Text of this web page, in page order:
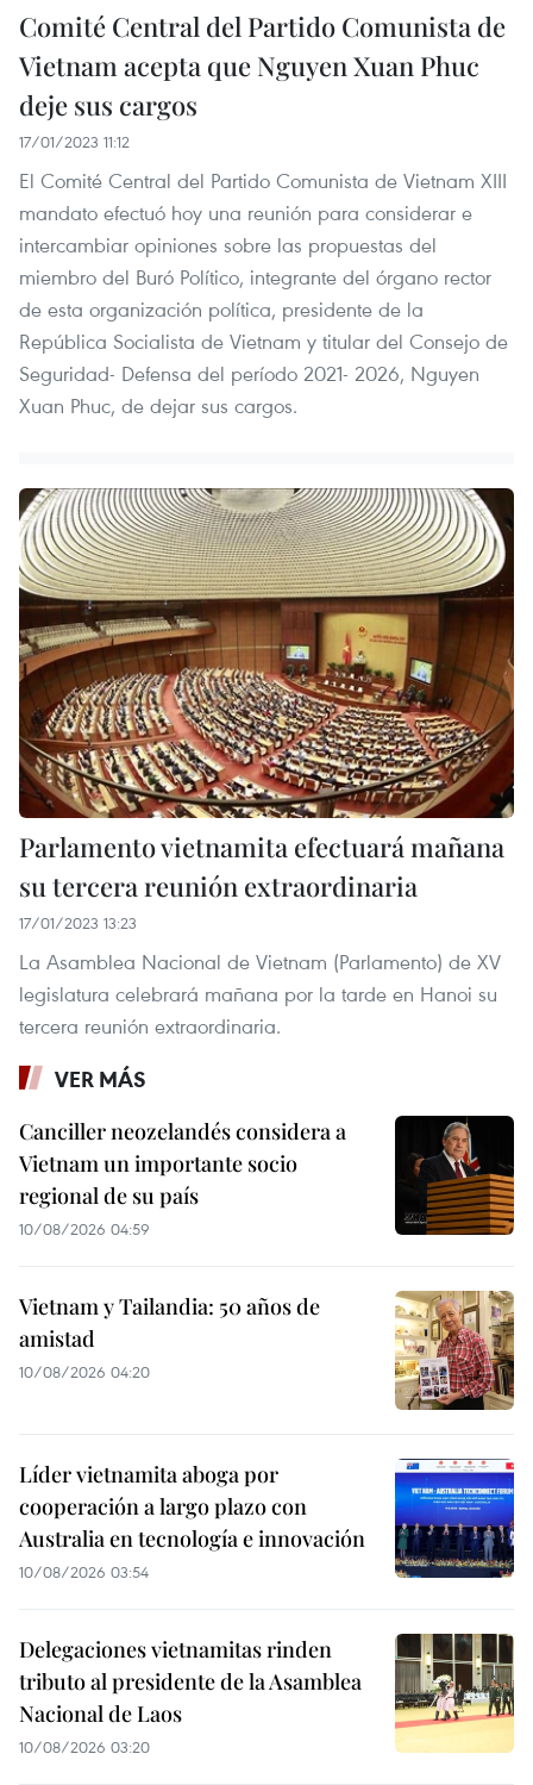
Comité Central del Partido Comunista de
Vietnam acepta que Nguyen Xuan Phuc
deje sus cargos
17/01/2023 11:12
El Comité Central del Partido Comunista de Vietnam XIII
mandato efectuó hoy una reunión para considerar e
intercambiar opiniones sobre las propuestas del
miembro del Buró Político, integrante del órgano rector
de esta organización política, presidente de la
República Socialista de Vietnam y titular del Consejo de
Seguridad- Defensa del período 2021- 2026, Nguyen
Xuan Phuc, de dejar sus cargos.
Parlamento vietnamita efectuará mañana
su tercera reunión extraordinaria
17/01/2023 13:23
La Asamblea Nacional de Vietnam (Parlamento) de XV
legislatura celebrará mañana por la tarde en Hanoi su
tercera reunión extraordinaria.
VER MÁS
Canciller neozelandés considera a
Vietnam un importante socio
regional de su país
10/08/2026 04:59
Vietnam y Tailandia: 50 años de
amistad
10/08/2026 04:20
Líder vietnamita aboga por
cooperación a largo plazo con
Australia en tecnología e innovación
10/08/2026 03:54
Delegaciones vietnamitas rinden
tributo al presidente de la Asamblea
Nacional de Laos
10/08/2026 03:20